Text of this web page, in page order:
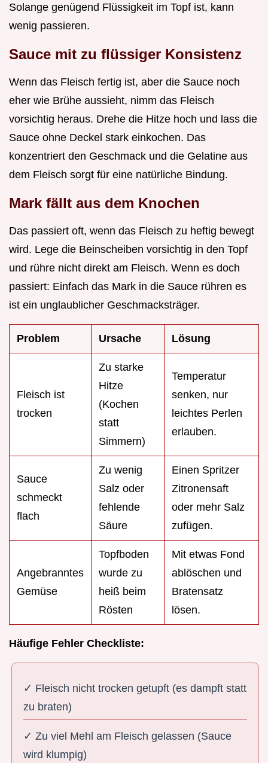
Solange genügend Flüssigkeit im Topf ist, kann
wenig passieren.
Sauce mit zu flüssiger Konsistenz
Wenn das Fleisch fertig ist, aber die Sauce noch
eher wie Brühe aussieht, nimm das Fleisch
vorsichtig heraus. Drehe die Hitze hoch und lass die
Sauce ohne Deckel stark einkochen. Das
konzentriert den Geschmack und die Gelatine aus
dem Fleisch sorgt für eine natürliche Bindung.
Mark fällt aus dem Knochen
Das passiert oft, wenn das Fleisch zu heftig bewegt
wird. Lege die Beinscheiben vorsichtig in den Topf
und rühre nicht direkt am Fleisch. Wenn es doch
passiert: Einfach das Mark in die Sauce rühren es
ist ein unglaublicher Geschmacksträger.
Problem Ursache Lösung
Fleisch ist
trocken
Zu starke
Hitze
(Kochen
statt
Simmern)
Temperatur
senken, nur
leichtes Perlen
erlauben.
Sauce
schmeckt
flach
Zu wenig
Salz oder
fehlende
Säure
Einen Spritzer
Zitronensaft
oder mehr Salz
zufügen.
Angebranntes
Gemüse
Topfboden
wurde zu
heiß beim
Rösten
Mit etwas Fond
ablöschen und
Bratensatz
lösen.
Häufige Fehler Checkliste:
✓ Fleisch nicht trocken getupft (es dampft statt
zu braten)
✓ Zu viel Mehl am Fleisch gelassen (Sauce
wird klumpig)